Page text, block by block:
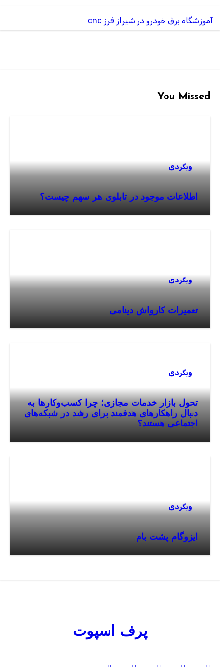
آموزشگاه برق خودرو در شیراز فرز cnc
You Missed
وبگردی
اطلاعات موجود در تابلوی هر سهم چیست؟
وبگردی
تعمیرات کارواش دینامی
وبگردی
تحول بازار خدمات مجازی؛ چرا کسب‌وکارها به
دنبال راهکارهای هدفمند برای رشد در شبکه‌های
اجتماعی هستند؟
وبگردی
ایزوگام پشت بام
پرف اسپوت